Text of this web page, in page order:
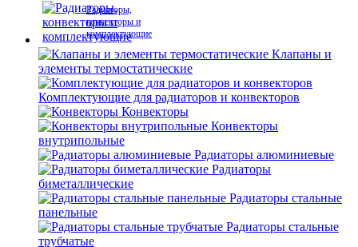
Радиаторы,
конвекторы и
комплектующие
Клапаны и
элементы термостатические
Комплектующие для радиаторов и конвекторов
Конвекторы
Конвекторы
внутрипольные
Радиаторы алюминиевые
Радиаторы
биметаллические
Радиаторы стальные
панельные
Радиаторы стальные
трубчатые